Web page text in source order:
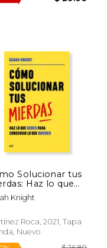
50%
dcto.
Solucionar tus
Haz lo que
Para
lo que
Knight
Roca, 2021, Tapa
Nuevo